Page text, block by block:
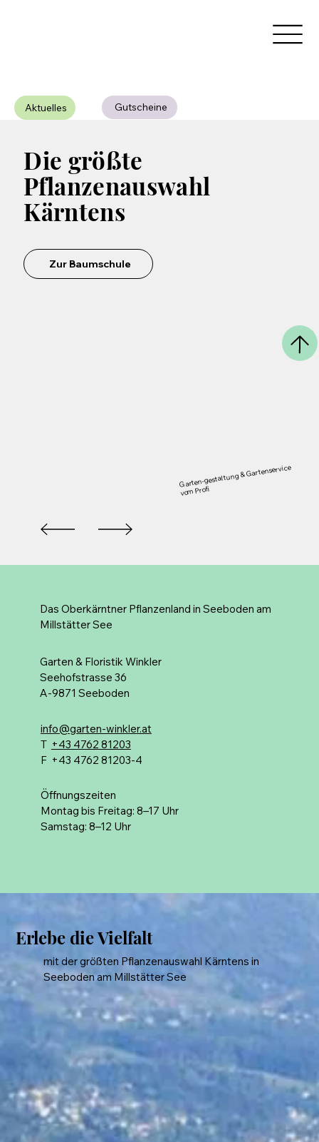
Aktuelles Gutscheine
Die größte
Pflanzenauswahl
Kärntens
Zur Baumschule
Garten-gestaltung & Gartenservice
vom Profi
Das Oberkärntner Pflanzenland in Seeboden am
Millstätter See
Garten & Floristik Winkler
Seehofstrasse 36
A-9871 Seeboden
Öffnungszeiten
Montag bis Freitag: 8–17 Uhr
Samstag: 8–12 Uhr
info@garten-winkler.at
T +43 4762 81203
F +43 4762 81203-4
Erlebe die Vielfalt
mit der größten Pflanzenauswahl Kärntens in
Seeboden am Millstätter See